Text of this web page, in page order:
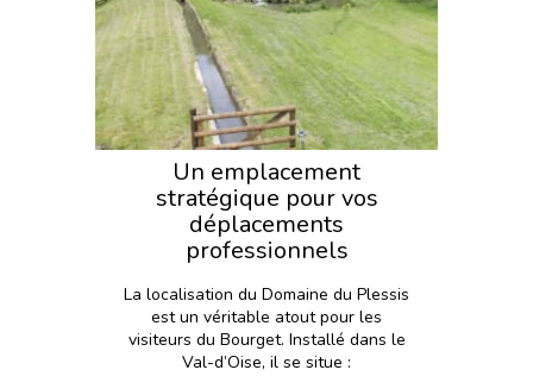
Un emplacement
stratégique pour vos
déplacements
professionnels
La localisation du Domaine du Plessis
est un véritable atout pour les
visiteurs du Bourget. Installé dans le
Val-d’Oise, il se situe :